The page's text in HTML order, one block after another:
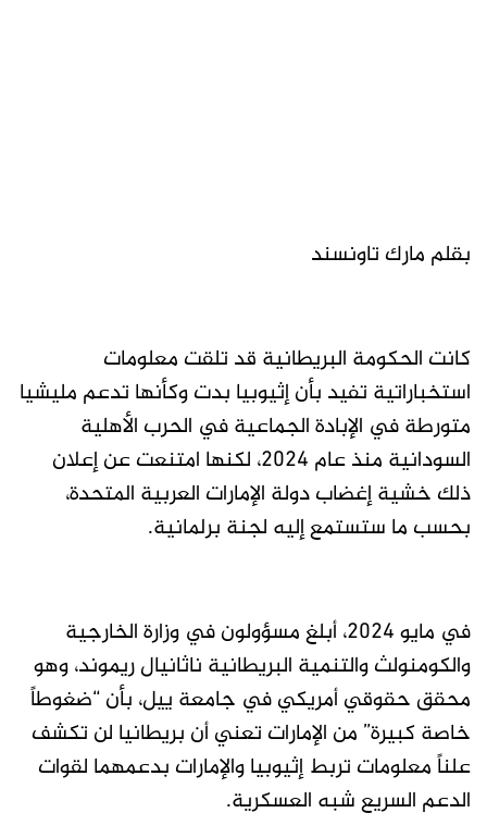
بقلم مارك تاونسند
كانت الحكومة البريطانية قد تلقت معلومات
استخباراتية تفيد بأن إثيوبيا بدت وكأنها تدعم مليشيا
متورطة في الإبادة الجماعية في الحرب الأهلية
السودانية منذ عام 2024، لكنها امتنعت عن إعلان
ذلك خشية إغضاب دولة الإمارات العربية المتحدة،
بحسب ما ستستمع إليه لجنة برلمانية.
في مايو 2024، أبلغ مسؤولون في وزارة الخارجية
والكومنولث والتنمية البريطانية ناثانيال ريموند، وهو
محقق حقوقي أمريكي في جامعة ييل، بأن “ضغوطاً
خاصة كبيرة” من الإمارات تعني أن بريطانيا لن تكشف
علناً معلومات تربط إثيوبيا والإمارات بدعمهما لقوات
الدعم السريع شبه العسكرية.